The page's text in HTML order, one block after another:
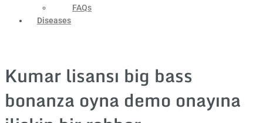
FAQs
Diseases
Kumar lisansı big bass
bonanza oyna demo onayına